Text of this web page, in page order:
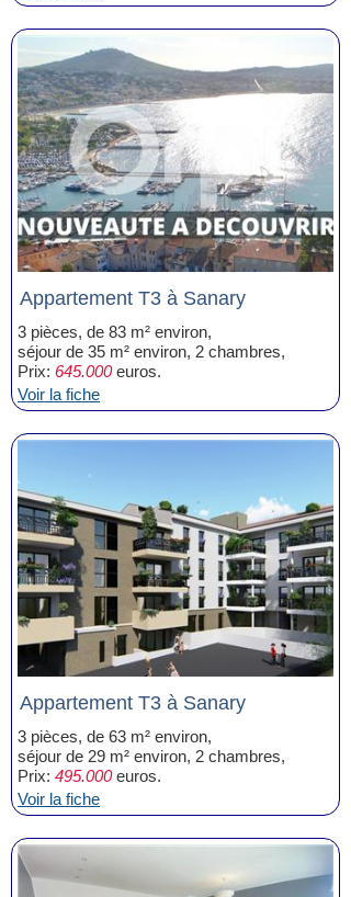
Appartement T3 à Sanary
3 pièces, de 83 m² environ,
séjour de 35 m² environ, 2 chambres,
Prix: 645.000euros.
Voir la fiche
Appartement T3 à Sanary
3 pièces, de 63 m² environ,
séjour de 29 m² environ, 2 chambres,
Prix: 495.000euros.
Voir la fiche